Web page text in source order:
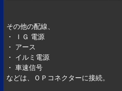
その他の配線、
・ ＩＧ 電源
・ アース
・ イルミ電源
・ 車速信号
などは、ＯＰコネクターに接続。